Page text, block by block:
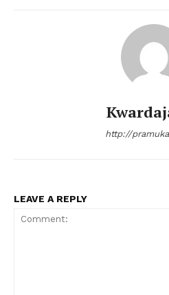
http://
LEAVE A REPLY